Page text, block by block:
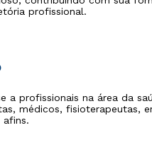
profissional.
a profissionais na área da
médicos, fisioterapeutas,